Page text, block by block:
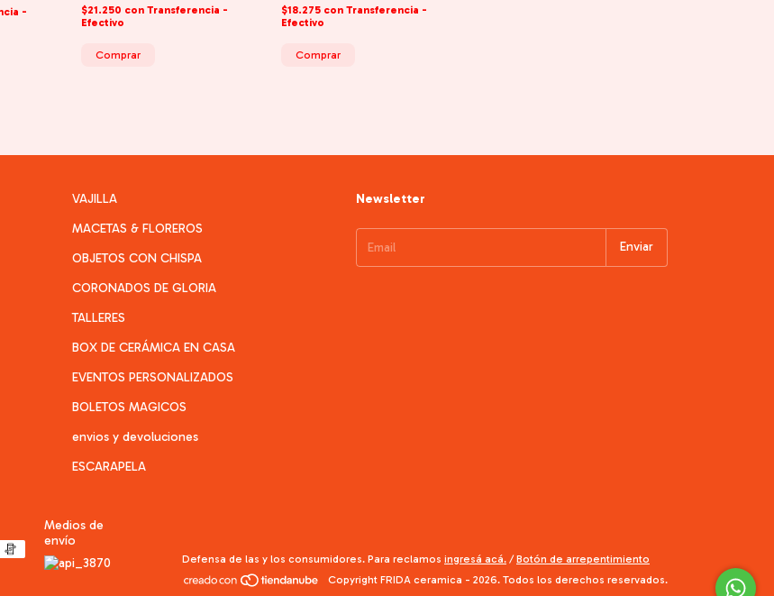
-
$21.250 con Transferencia -
Efectivo
Comprar
$18.275 con Transferencia -
Efectivo
Comprar
VAJILLA
MACETAS & FLOREROS
OBJETOS CON CHISPA
CORONADOS DE GLORIA
TALLERES
BOX DE CERÁMICA EN CASA
EVENTOS PERSONALIZADOS
BOLETOS MAGICOS
envios y devoluciones
ESCARAPELA
Newsletter
Medios de
envío
Defensa de las y los consumidores. Para reclamos ingresá acá. / Botón de arrepentimiento
Copyright FRIDA ceramica - 2026. Todos los derechos reservados.